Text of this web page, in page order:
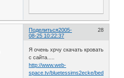
Поделиться 28
2005-
08-25 10:22:37
Я очень хрчу скачать кровать
с сайта.....
http://www.web-
space.tv/bluetessims2ecke/